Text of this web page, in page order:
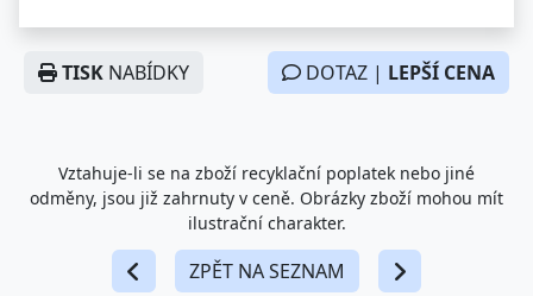
TISK NABÍDKY DOTAZ | LEPŠÍ CENA
Vztahuje-li se na zboží recyklační poplatek nebo jiné
odměny, jsou již zahrnuty v ceně. Obrázky zboží mohou mít
ilustrační charakter.
ZPĚT NA SEZNAM